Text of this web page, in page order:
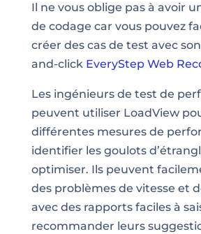
Il ne vous oblige pas à avoir
de codage car vous pouvez
créer des cas de test avec
and-click EveryStep Web
Les ingénieurs de test de
peuvent utiliser LoadView
différentes mesures de
identifier les goulots
optimiser. Ils peuvent
des problèmes de vitesse et
avec des rapports faciles à
recommander leurs